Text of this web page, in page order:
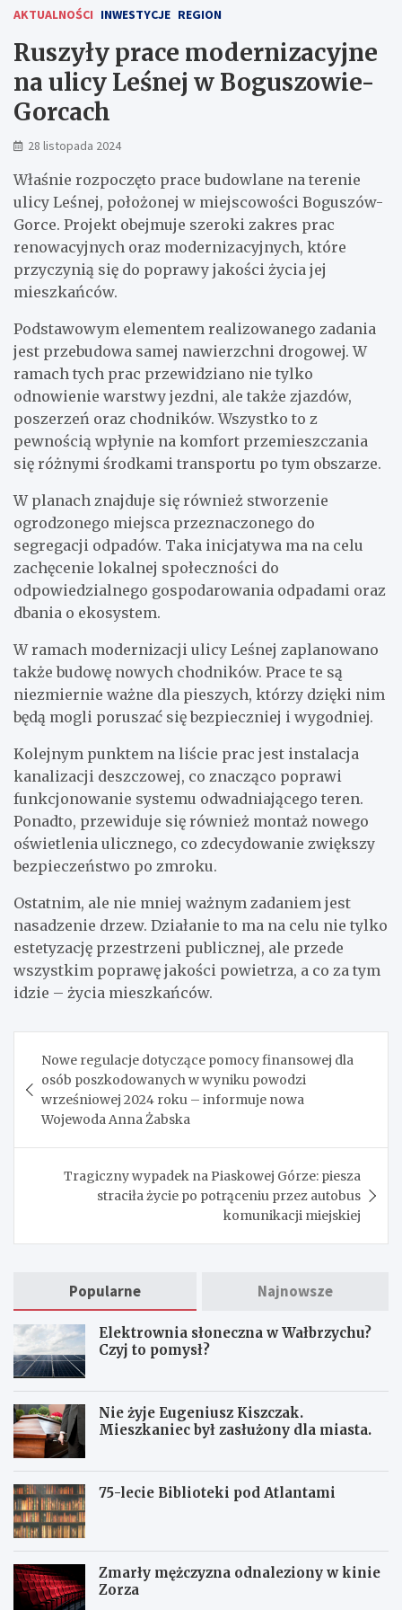
AKTUALNOŚCI INWESTYCJE REGION
Ruszyły prace modernizacyjne
na ulicy Leśnej w Boguszowie-
Gorcach
28 listopada 2024
Właśnie rozpoczęto prace budowlane na terenie
ulicy Leśnej, położonej w miejscowości Boguszów-
Gorce. Projekt obejmuje szeroki zakres prac
renowacyjnych oraz modernizacyjnych, które
przyczynią się do poprawy jakości życia jej
mieszkańców.
Podstawowym elementem realizowanego zadania
jest przebudowa samej nawierzchni drogowej. W
ramach tych prac przewidziano nie tylko
odnowienie warstwy jezdni, ale także zjazdów,
poszerzeń oraz chodników. Wszystko to z
pewnością wpłynie na komfort przemieszczania
się różnymi środkami transportu po tym obszarze.
W planach znajduje się również stworzenie
ogrodzonego miejsca przeznaczonego do
segregacji odpadów. Taka inicjatywa ma na celu
zachęcenie lokalnej społeczności do
odpowiedzialnego gospodarowania odpadami oraz
dbania o ekosystem.
W ramach modernizacji ulicy Leśnej zaplanowano
także budowę nowych chodników. Prace te są
niezmiernie ważne dla pieszych, którzy dzięki nim
będą mogli poruszać się bezpieczniej i wygodniej.
Kolejnym punktem na liście prac jest instalacja
kanalizacji deszczowej, co znacząco poprawi
funkcjonowanie systemu odwadniającego teren.
Ponadto, przewiduje się również montaż nowego
oświetlenia ulicznego, co zdecydowanie zwiększy
bezpieczeństwo po zmroku.
Ostatnim, ale nie mniej ważnym zadaniem jest
nasadzenie drzew. Działanie to ma na celu nie tylko
estetyzację przestrzeni publicznej, ale przede
wszystkim poprawę jakości powietrza, a co za tym
idzie – życia mieszkańców.
wpisu
Nowe regulacje dotyczące pomocy finansowej dla
osób poszkodowanych w wyniku powodzi
wrześniowej 2024 roku – informuje nowa
Wojewoda Anna Żabska
Tragiczny wypadek na Piaskowej Górze: piesza
straciła życie po potrąceniu przez autobus
komunikacji miejskiej
Popularne Najnowsze
Elektrownia słoneczna w Wałbrzychu?
Czyj to pomysł?
Nie żyje Eugeniusz Kiszczak.
Mieszkaniec był zasłużony dla miasta.
75-lecie Biblioteki pod Atlantami
Zmarły mężczyzna odnaleziony w kinie
Zorza